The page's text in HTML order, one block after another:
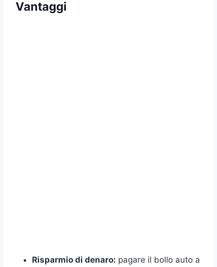
Vantaggi
Risparmio di denaro: pagare il bollo auto a